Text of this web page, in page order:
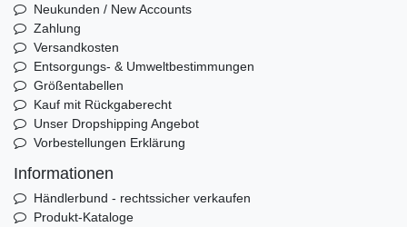
Neukunden / New Accounts
Zahlung
Versandkosten
Entsorgungs- & Umweltbestimmungen
Größentabellen
Kauf mit Rückgaberecht
Unser Dropshipping Angebot
Vorbestellungen Erklärung
Informationen
Händlerbund - rechtssicher verkaufen
Produkt-Kataloge